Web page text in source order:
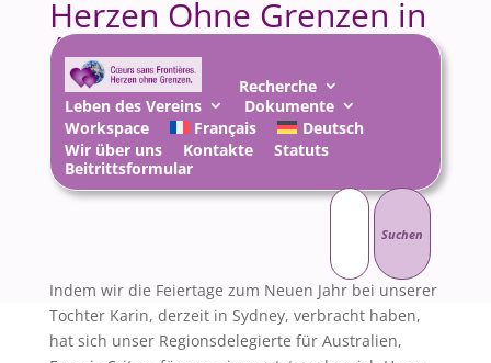
Recherche
Leben des Vereins
Dokumente
Workspace
Français
Deutsch
Wir über uns
Kontakte
Statuts
Beitrittsformular
Suchen
nach:
Herzen Ohne Grenzen in
Australien
19 Feb. 2012|AnkündigungenNachrichten
Vereinsleben
Indem wir die Feiertage zum Neuen Jahr bei unserer
Tochter Karin, derzeit in Sydney, verbracht haben,
hat sich unser Regionsdelegierte für Australien,